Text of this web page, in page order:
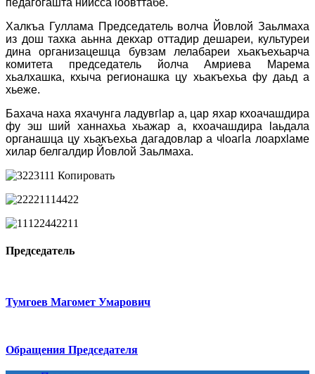
Халкъа Гуллама Председатель волча Йовлой Заьлмаха
из дош тахка аьнна декхар оттадир дешареи, культуреи
дина организацешца бувзам лелабареи хьакъехьарча
комитета председатель йолча Амриева Марема
хьалхашка, кхыча регионашка цу хьакъехьа фу даьд а
хьеже.
Бахача наха яхачунга ладувгӏар а, цар яхар кхоачашдира
фу эш ший ханнахьа хьажар а, кхоачашдира ӏаьдала
органашца цу хьакъехьа дагадовлар а чӏоагӏа лоархӏаме
хилар белгалдир Йовлой Заьлмаха.
Председатель
Тумгоев Магомет Умарович
Обращения Председателя